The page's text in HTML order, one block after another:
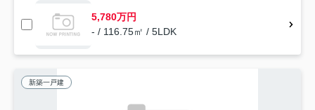
5,780万円
- / 116.75㎡ / 5LDK
新築一戸建